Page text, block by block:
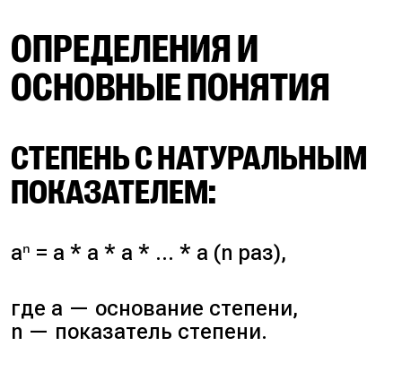
ОПРЕДЕЛЕНИЯ И
ОСНОВНЫЕ ПОНЯТИЯ
СТЕПЕНЬ С НАТУРАЛЬНЫМ
ПОКАЗАТЕЛЕМ:
aⁿ = a * a * a * … * a (n раз),
где a — основание степени,
n — показатель степени.